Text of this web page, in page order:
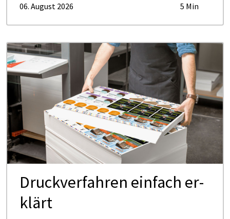
06. August 2026
5 Min
Druck­ver­fah­ren ein­fach er­
klärt